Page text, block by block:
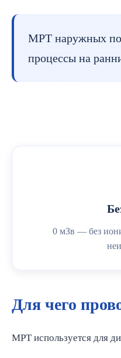
МРТ наружных
процессы на
0 мЗв — без
Для чего
МРТ используется для